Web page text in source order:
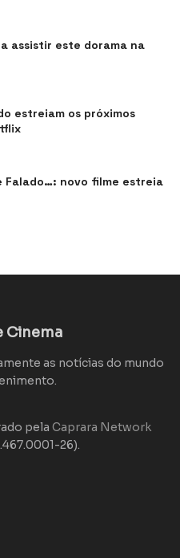
assistir este dorama na
estreiam os próximos
Falado…: novo filme estreia
Cinema
as notícias do mundo
pela Caprara Network
26).